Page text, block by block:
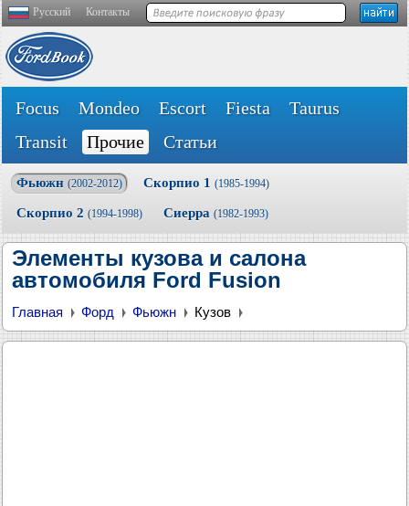
Русский Контакты
Focus Mondeo Escort Fiesta
Taurus
Transit
Прочие Статьи
Фьюжн (2002-2012) Скорпио 1 (1985-1994)
Скорпио 2 (1994-1998) Сиерра (1982-1993)
Элементы кузова и салона
автомобиля Ford Fusion
Главная Форд Фьюжн Кузов